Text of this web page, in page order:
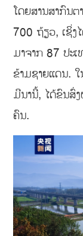
ໂດຍສານສາກົນ
700 ຖ້ຽວ, ເຊິ່
ມາຈາກ 87 ປະ
ຂ້າມຊາຍແດນ.
ມີນານີ້, ໄດ້ຂົນສົ່
ຄົນ.